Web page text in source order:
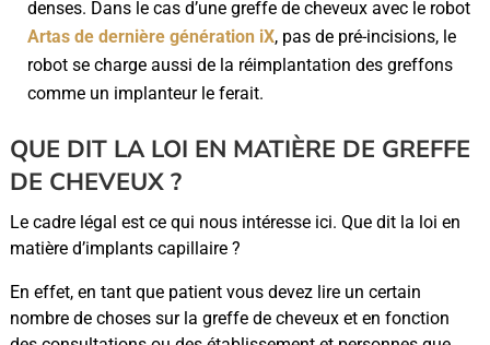
denses. Dans le cas d’une greffe de cheveux avec le robot
Artas de dernière génération iX, pas de pré-incisions, le
robot se charge aussi de la réimplantation des greffons
comme un implanteur le ferait.
QUE DIT LA LOI EN MATIÈRE DE GREFFE
DE CHEVEUX ?
Le cadre légal est ce qui nous intéresse ici. Que dit la loi en
matière d’implants capillaire ?
En effet, en tant que patient vous devez lire un certain
nombre de choses sur la greffe de cheveux et en fonction